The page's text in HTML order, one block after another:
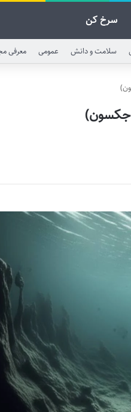
سرخ کن
سلامت و دانش عمومی معرفی
جکسون)